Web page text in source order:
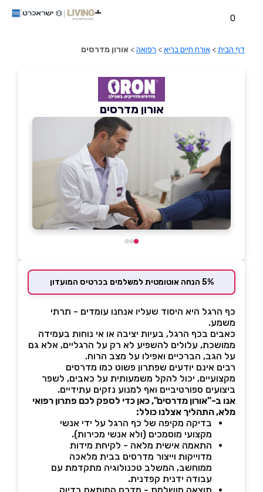
0
דף הבית> אורח חיים בריא> רפואה> אורון מדרסים
אורון מדרסים
5% הנחה אוטומטית למשלמים בכרטיס המועדון
כף הרגל היא היסוד שעליו אנחנו עומדים - תרתי
משמע.
כאבים בכף הרגל, בעיות יציבה או אי נוחות בעמידה
ממושכת, עלולים להשפיע לא רק על הרגליים, אלא גם
על הגב, הברכיים ואפילו על מצב הרוח.
רבים אינם יודעים שפתרון פשוט כמו מדרסים
מקצועיים, יכול להקל משמעותית על כאבים, לשפר
ביצועים ספורטיביים ואף למנוע נזקים עתידיים.
אנו ב-"אורון מדרסים", כאן כדי לספק לכם פתרון רפואי
מלא, התהליך אצלנו כולל:
בדיקה מקיפה של כף הרגל על ידי אנשי
מקצועי מוסמכים (ולא אנשי מכירות).
התאמה אישית מלאה - לקיחת מידות
מדוייקות וייצור מדרסים בבית מלאכה
ממוחשב, המשלב טכנולוגיה מתקדמת עם
עבודה ידנית קפדנית.